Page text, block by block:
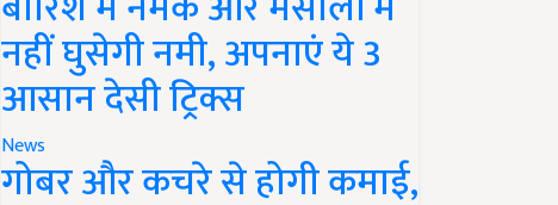
नहीं घुसेगी नमी, अपनाएं ये 3
आसान देसी ट्रिक्स
News
गोबर और कचरे से होगी कमाई,